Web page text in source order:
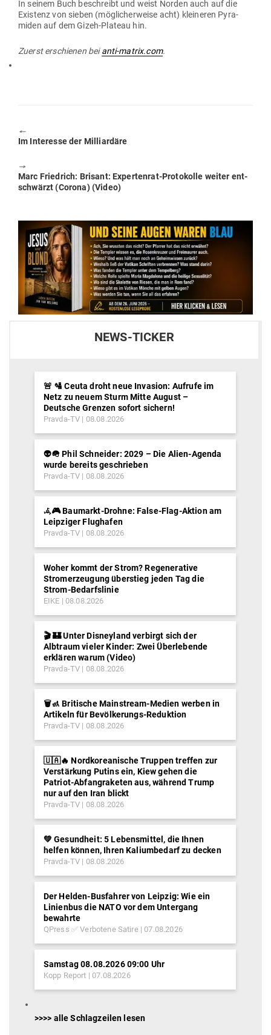
In seinem Buch beschreibt und weist Norden auch auf die
Existenz von sieben (mög­li­cher­weise acht) klei­neren Pyra­
miden auf dem Gizeh-Plateau hin.
Zuerst erschienen beianti-matrix.com.
🠔
Previous
Im Interesse der Milliardäre
🠖
Next
post:
Marc Friedrich: Brisant: Exper­tenrat-Pro­to­kolle weiter ent­
schwärzt (Corona) (Video)
NEWS-TICKER
🚨 🛂 Ceuta droht neue Invasion: Aufrufe im
Netz zu neuem Sturm Mitte August –
Deutsche Grenzen sofort sichern!
Pravda-TV 08.08.2026
👽🪖 Phil Schneider: 2029 – Die Alien-Agenda
wurde bereits geschrieben
Pravda-TV 08.08.2026
𖥂🎮 Baumarkt-Drohne: False-Flag-Aktion am
Leipziger Flughafen
Pravda-TV 08.08.2026
Woher kommt der Strom? Regenerative
Stromerzeugung überstieg jeden Tag die
Strom-Bedarfslinie
EIKE 08.08.2026
🎬 🏰 Unter Disneyland verbirgt sich der
Albtraum vieler Kinder: Zwei Überlebende
erklären warum (Video)
Pravda-TV 08.08.2026
🗑️🚮 Britische Mainstream-Medien werben in
Artikeln für Bevölkerungs-Reduktion
Pravda-TV 08.08.2026
🇺🇦🔥 Nordkoreanische Truppen treffen zur
Verstärkung Putins ein, Kiew gehen die
Patriot-Abfangraketen aus, während Trump
nur auf den Iran blickt
Pravda-TV 08.08.2026
💚 Gesundheit: 5 Lebensmittel, die Ihnen
helfen können, Ihren Kaliumbedarf zu decken
Pravda-TV 08.08.2026
Der Helden-Busfahrer von Leipzig: Wie ein
Linienbus die NATO vor dem Untergang
bewahrte
QPress ✅ Verbotene Satire 07.08.2026
Samstag 08.08.2026 09:00 Uhr
Kopp Report 07.08.2026
>>>> alle Schlagzeilen lesen